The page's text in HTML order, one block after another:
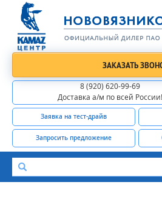
ЗАКАЗАТЬ
8 (920) 620-99-69
Доставка а/м по всей России!
Заявка на тест-драйв
Запросить предложение